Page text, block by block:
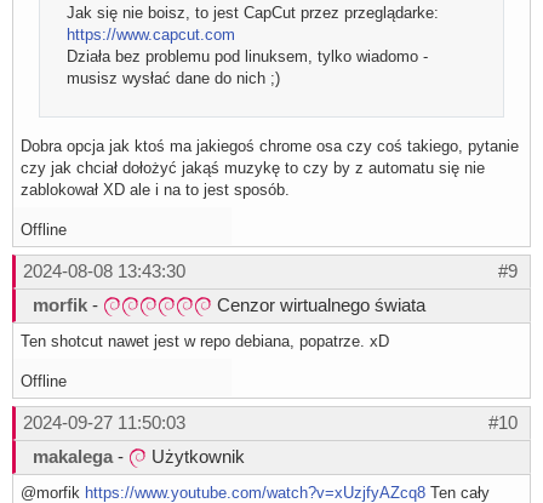
Jak się nie boisz, to jest CapCut przez przeglądarke:
https://www.capcut.com
Działa bez problemu pod linuksem, tylko wiadomo -
musisz wysłać dane do nich ;)
Dobra opcja jak ktoś ma jakiegoś chrome osa czy coś takiego, pytanie
czy jak chciał dołożyć jakąś muzykę to czy by z automatu się nie
zablokował XD ale i na to jest sposób.
Offline
#9
2024-08-08 13:43:30
morfik - Cenzor wirtualnego świata
Ten shotcut nawet jest w repo debiana, popatrze. xD
Offline
#10
2024-09-27 11:50:03
makalega - Użytkownik
@morfik https://www.youtube.com/watch?v=xUzjfyAZcq8 Ten cały